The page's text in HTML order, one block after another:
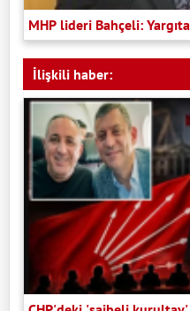
MHP lideri Bahçeli:
İlişkili haber: